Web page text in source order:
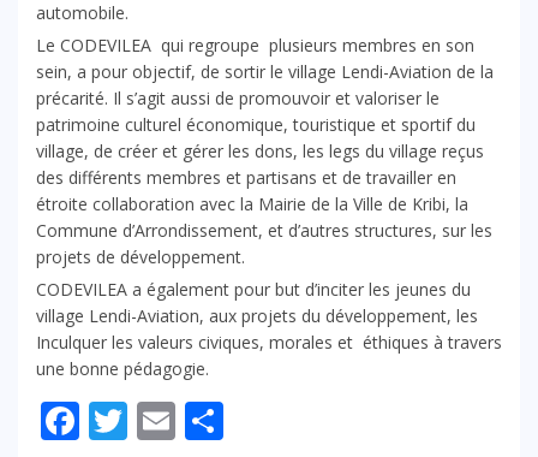
automobile.
Le CODEVILEA qui regroupe plusieurs membres en son
sein, a pour objectif, de sortir le village Lendi-Aviation de la
précarité. Il s’agit aussi de promouvoir et valoriser le
patrimoine culturel économique, touristique et sportif du
village, de créer et gérer les dons, les legs du village reçus
des différents membres et partisans et de travailler en
étroite collaboration avec la Mairie de la Ville de Kribi, la
Commune d’Arrondissement, et d’autres structures, sur les
projets de développement.
CODEVILEA a également pour but d’inciter les jeunes du
village Lendi-Aviation, aux projets du développement, les
Inculquer les valeurs civiques, morales et éthiques à travers
une bonne pédagogie.
Facebook
Twitter
Email